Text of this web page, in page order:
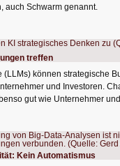
auch Schwarm genannt.
treffen
(LLMs) können strategische
und Investoren.
gut wie Unternehmer
Kein Automatismus